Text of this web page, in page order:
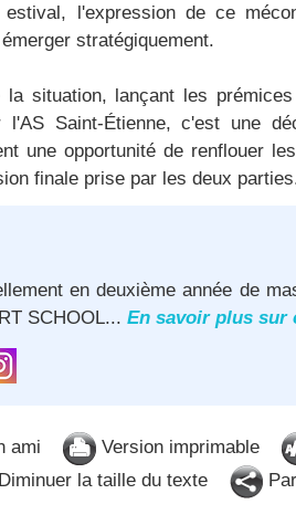
l'expression de ce
stratégiquement.
situation, lançant les prémices
l'AS Saint-Étienne, c'est une
une opportunité de renflouer
finale prise par les deux
en deuxième année de
SCHOOL... En savoir plus sur
ami Version imprimable
Diminuer la taille du texte